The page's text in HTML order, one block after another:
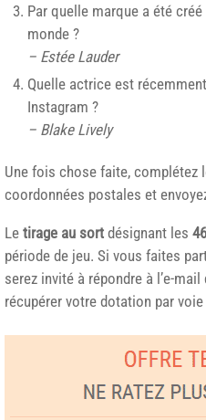
Par quelle marque a été
monde ?
– Estée Lauder
Quelle actrice est
Instagram ?
– Blake Lively
Une fois chose faite, complétez
coordonnées postales et
Le tirage au sort désignant les
période de jeu. Si vous faites
serez invité à répondre à l’e-
récupérer votre dotation par